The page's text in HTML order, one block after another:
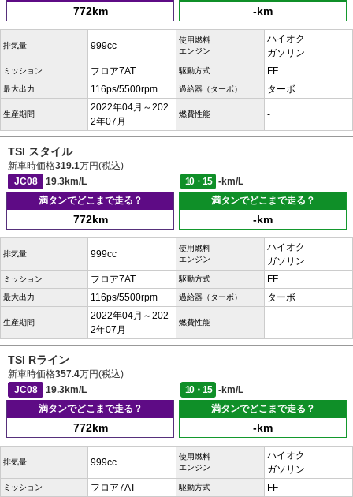
772km -km
排気量 999cc
使用燃料
エンジン
ハイオク
ガソリン
ミッション フロア7AT 駆動方式 FF
最大出力 116ps/5500rpm 過給器（ターボ） ターボ
生産期間
2022年04月～202
2年07月
燃費性能 -
TSI スタイル
新車時価格319.1万円(税込)
JC08
19.3km/L 10・15
-km/L
満タンでどこまで走る？
772km
満タンでどこまで走る？
-km
排気量 999cc
使用燃料
エンジン
ハイオク
ガソリン
ミッション フロア7AT 駆動方式 FF
最大出力 116ps/5500rpm 過給器（ターボ） ターボ
生産期間
2022年04月～202
2年07月
燃費性能 -
TSI Rライン
新車時価格357.4万円(税込)
JC08
19.3km/L 10・15
-km/L
満タンでどこまで走る？
772km
満タンでどこまで走る？
-km
排気量 999cc
使用燃料
エンジン
ハイオク
ガソリン
ミッション フロア7AT 駆動方式 FF